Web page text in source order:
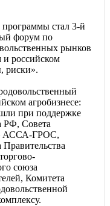
стал 3-й
форум по
рынков
российском
риски».
агробизнесе:
при поддержке
РФ, Совета
АССА-ГРОС,
Правительства
союза
Комитета